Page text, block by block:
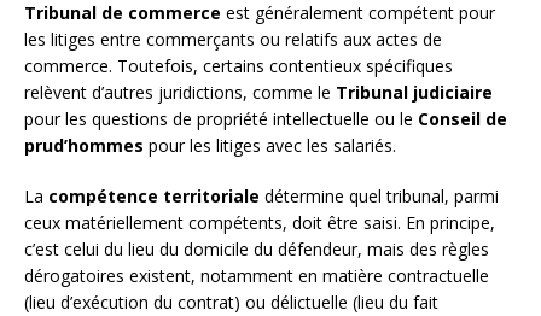
Tribunal de commerce est généralement compétent pour
les litiges entre commerçants ou relatifs aux actes de
commerce. Toutefois, certains contentieux spécifiques
relèvent d’autres juridictions, comme le Tribunal judiciaire
pour les questions de propriété intellectuelle ou le Conseil de
prud’hommes pour les litiges avec les salariés.
La compétence territoriale détermine quel tribunal, parmi
ceux matériellement compétents, doit être saisi. En principe,
c’est celui du lieu du domicile du défendeur, mais des règles
dérogatoires existent, notamment en matière contractuelle
(lieu d’exécution du contrat) ou délictuelle (lieu du fait